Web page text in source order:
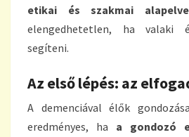
etikai és szakmai
elengedhetetlen, ha valaki
segíteni.
Az első lépés: az
A demenciával élők
eredményes, ha a gondozó